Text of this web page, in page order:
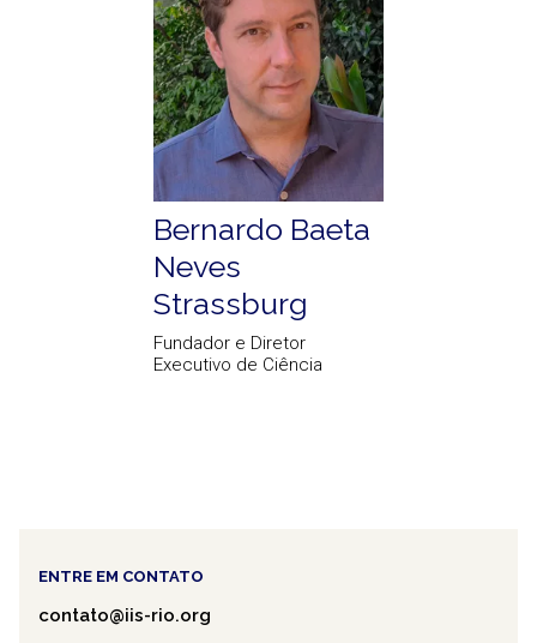
Bernardo Baeta
Neves
Strassburg
Fundador e Diretor
Executivo de Ciência
ENTRE EM CONTATO
contato@iis-rio.org